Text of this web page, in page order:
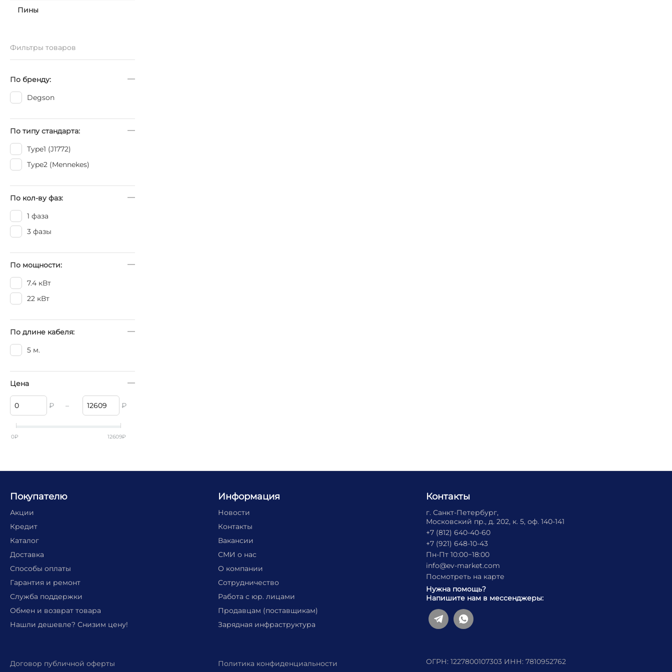
Пины
Фильтры товаров
По бренду:
Degson
По типу стандарта:
Type1 (J1772)
Type2 (Mennekes)
По кол-ву фаз:
1 фаза
3 фазы
По мощности:
7.4 кВт
22 кВт
По длине кабеля:
5 м.
Цена
₽ – ₽
0₽ 12609₽
Покупателю
Акции
Кредит
Каталог
Доставка
Способы оплаты
Гарантия и ремонт
Служба поддержки
Обмен и возврат товара
Нашли дешевле? Снизим цену!
Информация
Новости
Контакты
Вакансии
СМИ о нас
О компании
Сотрудничество
Работа с юр. лицами
Продавцам (поставщикам)
Зарядная инфраструктура
Контакты
г. Санкт-Петербург,
Московский пр., д. 202, к. 5, оф. 140-141
+7 (812) 640-40-60
+7 (921) 648-10-43
Пн-Пт 10:00−18:00
info@ev-market.com
Посмотреть на карте
Нужна помощь?
Напишите нам в мессенджеры:
Договор публичной оферты Политика конфиденциальности ОГРН: 1227800107303 ИНН: 7810952762